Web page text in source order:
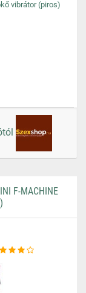
vibrátor (piros)
F-MACHINE